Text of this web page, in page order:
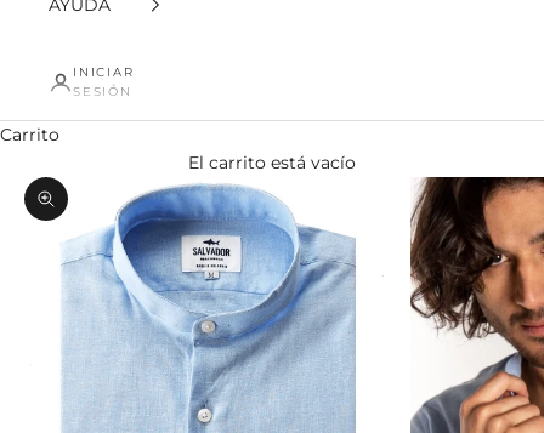
AYUDA
INICIAR
SESIÓN
Carrito
El carrito está vacío
Zoom